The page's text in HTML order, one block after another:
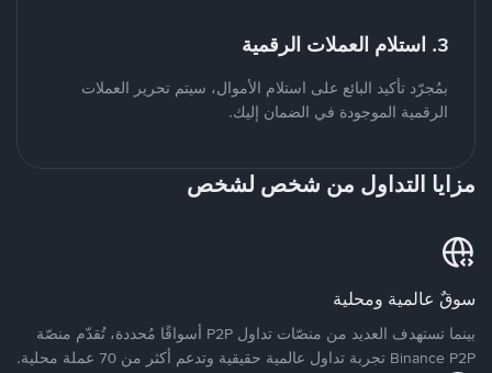
3. استلام العملات الرقمية
بمُجرّد تأكيد البائع على استلام الأموال، سيتم تحرير العملات
الرقمية الموجودة في الضمان إليك.
مزايا التداول من شخص لشخص
سوقٌ عالمية ومحلية
بينما تستهدف العديد من منصّات تداول P2P أسواقًا مُحددة، تُقدّم منصّة
Binance P2P تجربة تداول عالمية حقيقية وتدعم أكثر من 70 عملة محلية.